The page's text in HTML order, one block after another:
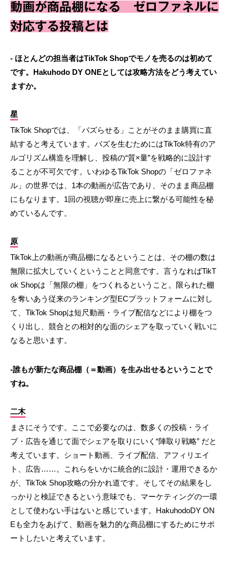
動画が商品棚になる ゼロファネルに
対応する投稿とは
- ほとんどの担当者はTikTok Shopでモノを売るのは初めて
です。Hakuhodo DY ONEとしては攻略方法をどう考えてい
ますか。
星
TikTok Shopでは、「バズらせる」ことがそのまま購買に直
結すると考えています。バズを生むためにはTikTok特有のア
ルゴリズム構造を理解し、投稿の“質×量”を戦略的に設計す
ることが不可欠です。いわゆるTikTok Shopの「ゼロファネ
ル」の世界では、1本の動画が広告であり、そのまま商品棚
にもなります。1回の視聴が即座に売上に繋がる可能性を秘
めているんです。
原
TikTok上の動画が商品棚になるということは、その棚の数は
無限に拡大していくということと同意です。言うなればTikT
ok Shopは「無限の棚」をつくれるということ。限られた棚
を奪いあう従来のランキング型ECプラットフォームに対し
て、TikTok Shopは短尺動画・ライブ配信などにより棚をつ
くり出し、競合との相対的な面のシェアを取っていく戦いに
なると思います。
-誰もが新たな商品棚（＝動画）を生み出せるということで
すね。
二木
まさにそうです。ここで必要なのは、数多くの投稿・ライ
ブ・広告を通じて面でシェアを取りにいく“陣取り戦略” だと
考えています。ショート動画、ライブ配信、アフィリエイ
ト、広告……。これらをいかに統合的に設計・運用できるか
が、TikTok Shop攻略の分かれ道です。そしてその結果をし
っかりと検証できるという意味でも、マーケティングの一環
として使わない手はないと感じています。HakuhodoDY ON
Eも全力をあげて、動画を魅力的な商品棚にするためにサポ
ートしたいと考えています。